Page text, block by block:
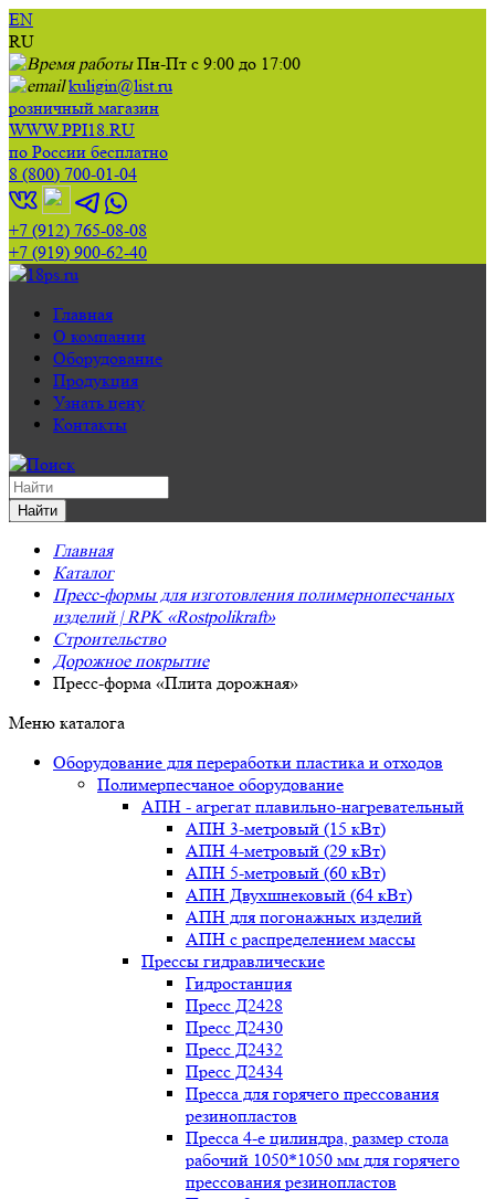
EN
RU
Пн-Пт с 9:00 до 17:00
kuligin@list.ru
розничный магазин
WWW.PPI18.RU
по России бесплатно
8 (800) 700-01-04
+7 (912) 765-08-08
+7 (919) 900-62-40
Главная
О компании
Оборудование
Продукция
Узнать цену
Контакты
Главная
Каталог
Пресс-формы для изготовления полимернопесчаных
изделий | RPK «Rostpolikraft»
Строительство
Дорожное покрытие
Пресс-форма «Плита дорожная»
Меню каталога
Оборудование для переработки пластика и отходов
Полимерпесчаное оборудование
АПН - агрегат плавильно-нагревательный
АПН 3-метровый (15 кВт)
АПН 4-метровый (29 кВт)
АПН 5-метровый (60 кВт)
АПН Двухшнековый (64 кВт)
АПН для погонажных изделий
АПН с распределением массы
Прессы гидравлические
Гидростанция
Пресс Д2428
Пресс Д2430
Пресс Д2432
Пресс Д2434
Пресса для горячего прессования
резинопластов
Пресса 4-е цилиндра, размер стола
рабочий 1050*1050 мм для горячего
прессования резинопластов